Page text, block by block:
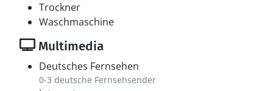
Trockner
Waschmaschine
Multimedia
Deutsches Fernsehen
0-3 deutsche Fernsehsender